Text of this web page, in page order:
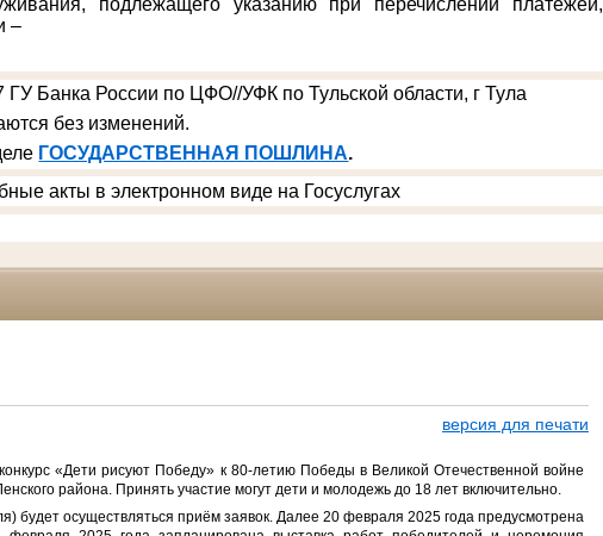
подлежащего указанию при перечислении платежей,
–
Банка России по ЦФО//УФК по Тульской области, г Тула
без изменений.
ГОСУДАРСТВЕННАЯ ПОШЛИНА.
акты в электронном виде на Госуслугах
версия для печати
«Дети рисуют Победу» к 80-летию Победы в Великой Отечественной войне
района. Принять участие могут дети и молодежь до 18 лет включительно.
будет осуществляться приём заявок. Далее 20 февраля 2025 года предусмотрена